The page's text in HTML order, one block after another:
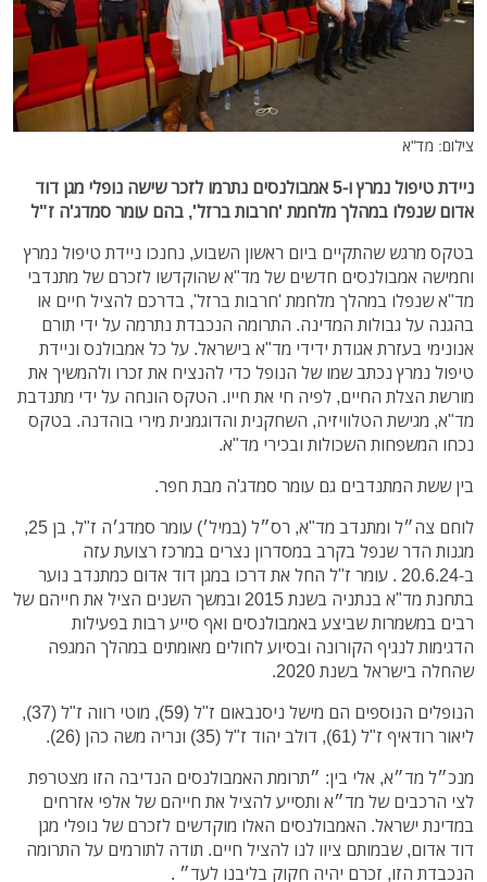
צילום: מד"א
ניידת טיפול נמרץ ו-5 אמבולנסים נתרמו לזכר שישה נופלי מגן דוד
אדום שנפלו במהלך מלחמת 'חרבות ברזל', בהם עומר סמדג'ה ז"ל
בטקס מרגש שהתקיים ביום ראשון השבוע, נחנכו ניידת טיפול נמרץ
וחמישה אמבולנסים חדשים של מד"א שהוקדשו לזכרם של מתנדבי
מד"א שנפלו במהלך מלחמת 'חרבות ברזל', בדרכם להציל חיים או
בהגנה על גבולות המדינה. התרומה הנכבדת נתרמה על ידי תורם
אנונימי בעזרת אגודת ידידי מד"א בישראל. על כל אמבולנס וניידת
טיפול נמרץ נכתב שמו של הנופל כדי להנציח את זכרו ולהמשיך את
מורשת הצלת החיים, לפיה חי את חייו. הטקס הונחה על ידי מתנדבת
מד"א, מגישת הטלוויזיה, השחקנית והדוגמנית מירי בוהדנה. בטקס
נכחו המשפחות השכולות ובכירי מד"א.
בין ששת המתנדבים גם עומר סמדג'ה מבת חפר.
לוחם צה״ל ומתנדב מד"א, רס״ל (במיל׳) עומר סמדג׳ה ז"ל, בן 25,
מגנות הדר שנפל בקרב במסדרון נצרים במרכז רצועת עזה
ב-20.6.24 . עומר ז"ל החל את דרכו במגן דוד אדום כמתנדב נוער
בתחנת מד"א בנתניה בשנת 2015 ובמשך השנים הציל את חייהם של
רבים במשמרות שביצע באמבולנסים ואף סייע רבות בפעילות
הדגימות לנגיף הקורונה ובסיוע לחולים מאומתים במהלך המגפה
שהחלה בישראל בשנת 2020.
הנופלים הנוספים הם מישל ניסנבאום ז"ל (59), מוטי רווה ז"ל (37),
ליאור רודאיף ז"ל (61), דולב יהוד ז"ל (35) ונריה משה כהן (26).
מנכ״ל מד״א, אלי בין: ״תרומת האמבולנסים הנדיבה הזו מצטרפת
לצי הרכבים של מד״א ותסייע להציל את חייהם של אלפי אזרחים
במדינת ישראל. האמבולנסים האלו מוקדשים לזכרם של נופלי מגן
דוד אדום, שבמותם ציוו לנו להציל חיים. תודה לתורמים על התרומה
הנכבדת הזו, זכרם יהיה חקוק בליבנו לעד״ .